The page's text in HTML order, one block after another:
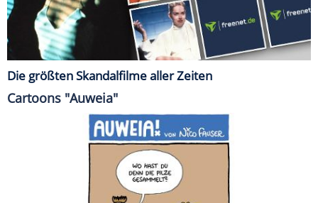
Die größten Skandalfilme aller Zeiten
Cartoons "Auweia"